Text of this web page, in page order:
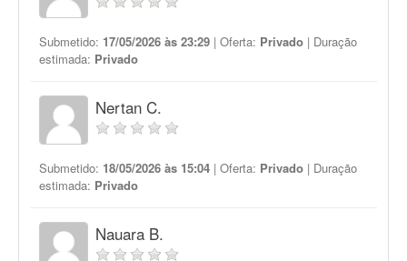
Submetido: 17/05/2026 às 23:29 | Oferta: Privado | Duração
estimada: Privado
Nertan C.
Submetido: 18/05/2026 às 15:04 | Oferta: Privado | Duração
estimada: Privado
Nauara B.